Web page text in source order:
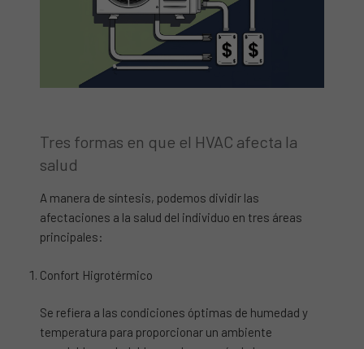
Tres formas en que el HVAC afecta la
salud
A manera de síntesis, podemos dividir las
afectaciones a la salud del individuo en tres áreas
principales:
Confort Higrotérmico
Se refiera a las condiciones óptimas de humedad y
temperatura para proporcionar un ambiente